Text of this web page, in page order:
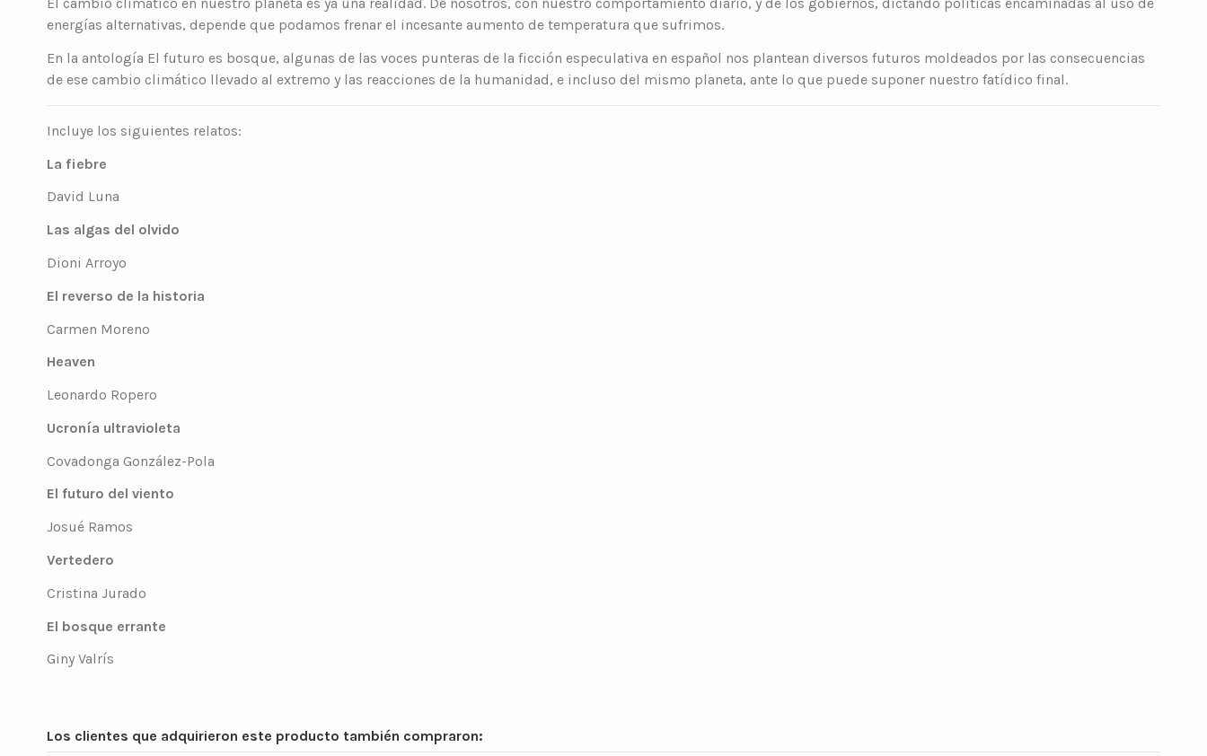
energías alternativas, depende que podamos frenar el incesante aumento de temperatura que sufrimos.
En la antología El futuro es bosque, algunas de las voces punteras de la ficción especulativa en español nos plantean diversos futuros moldeados por las consecuencias
de ese cambio climático llevado al extremo y las reacciones de la humanidad, e incluso del mismo planeta, ante lo que puede suponer nuestro fatídico final.
Incluye los siguientes relatos:
La fiebre
David Luna
Las algas del olvido
Dioni Arroyo
El reverso de la historia
Carmen Moreno
Heaven
Leonardo Ropero
Ucronía ultravioleta
Covadonga González-Pola
El futuro del viento
Josué Ramos
Vertedero
Cristina Jurado
El bosque errante
Giny Valrís
Los clientes que adquirieron este producto también compraron: